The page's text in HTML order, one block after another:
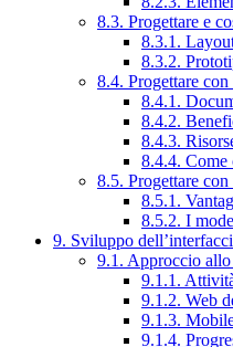
8.3. Progettare e
8.3.1.
8.3.2.
8.4. Progettare
8.4.1.
8.4.2.
8.4.3.
8.4.4. Come
8.5. Progettare
8.5.1.
8.5.2. I
9. Sviluppo
9.1. Approccio
9.1.1.
9.1.2. Web
9.1.3.
9.1.4.